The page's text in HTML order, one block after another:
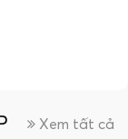
Xem tất cả